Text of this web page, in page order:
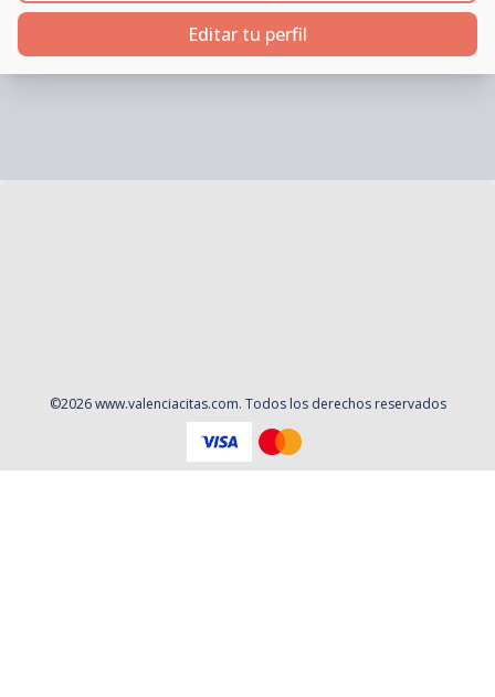
Editar tu perfil
©2026 www.valenciacitas.com. Todos los derechos reservados